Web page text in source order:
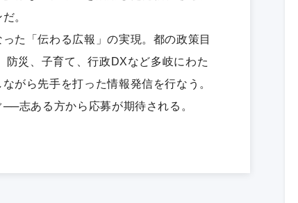
。
た「伝わる広報」の実現。都の政策目
災、子育て、行政DXなど多岐にわた
がら先手を打った情報発信を行なう。
志ある方から応募が期待される。